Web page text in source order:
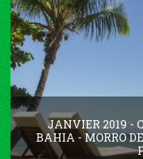
JANVIER 2019 -
BAHIA - MORRO